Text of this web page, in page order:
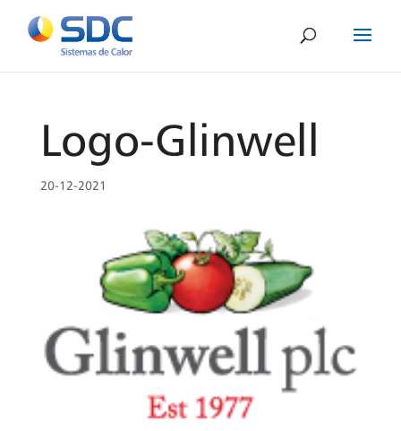
Logo-Glinwell
20-12-2021